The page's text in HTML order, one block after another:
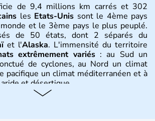
de 9,4 millions km carrés et 302
les Etats-Unis sont le 4ème pays
et le 3ème pays le plus peuplé.
de 50 états, dont 2 séparés du
et l'Alaska. L'immensité du territoire
extrêmement variés: au Sud un
de cyclones, au Nord un climat
pacifique un climat méditerranéen et à
et désertique.